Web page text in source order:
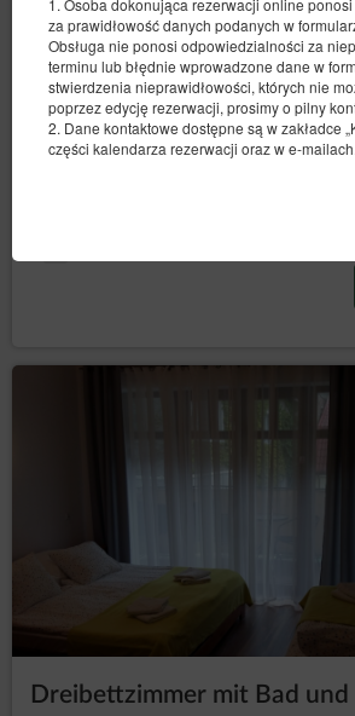
1. Osoba dokonująca rezerwacji online
za prawidłowość danych podanych w
Obsługa nie ponosi odpowiedzialności za
terminu lub błędnie wprowadzone dane w
stwierdzenia nieprawidłowości, których nie
poprzez edycję rezerwacji, prosimy o pilny
2. Dane kontaktowe dostępne są w zakładce
części kalendarza rezerwacji oraz w e-mailach.
Doppelzimmer mit Bad und
Verfügbare Nummer: 1
2 Personen
Größe 11,00 m 2
1
1 großes Doppelbett (Queen)
Dreibettzimmer mit Bad und